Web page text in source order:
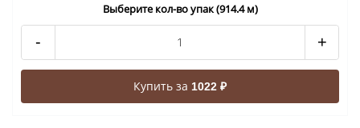
Выберите кол-во упак (914.4 м)
- +
Купить за 1022 ₽